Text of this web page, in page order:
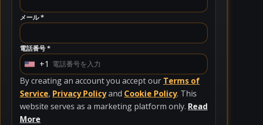
メール *
電話番号 *
U
n
i
t
e
+1
By creating an account you accept our Terms of
Service, Privacy Policyand Cookie Policy. This
website serves as a marketing platform only. Read
More